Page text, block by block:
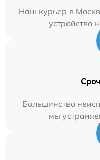
Наш курьер в
устройство
Большинство
мы